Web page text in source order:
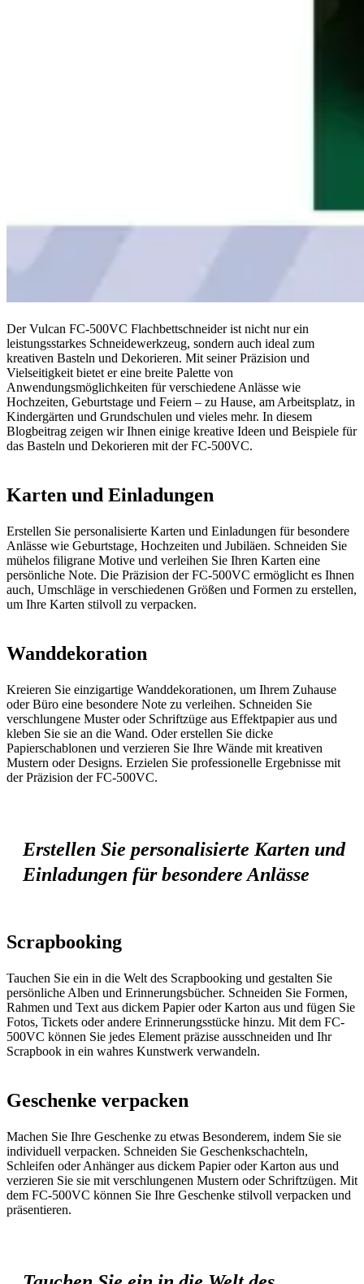
Der Vulcan FC-500VC Flachbettschneider ist nicht nur ein
leistungsstarkes Schneidewerkzeug, sondern auch ideal zum
kreativen Basteln und Dekorieren. Mit seiner Präzision und
Vielseitigkeit bietet er eine breite Palette von
Anwendungsmöglichkeiten für verschiedene Anlässe wie
Hochzeiten, Geburtstage und Feiern – zu Hause, am Arbeitsplatz, in
Kindergärten und Grundschulen und vieles mehr. In diesem
Blogbeitrag zeigen wir Ihnen einige kreative Ideen und Beispiele für
das Basteln und Dekorieren mit der FC-500VC.
Karten und Einladungen
Erstellen Sie personalisierte Karten und Einladungen für besondere
Anlässe wie Geburtstage, Hochzeiten und Jubiläen. Schneiden Sie
mühelos filigrane Motive und verleihen Sie Ihren Karten eine
persönliche Note. Die Präzision der FC-500VC ermöglicht es Ihnen
auch, Umschläge in verschiedenen Größen und Formen zu erstellen,
um Ihre Karten stilvoll zu verpacken.
Wanddekoration
Kreieren Sie einzigartige Wanddekorationen, um Ihrem Zuhause
oder Büro eine besondere Note zu verleihen. Schneiden Sie
verschlungene Muster oder Schriftzüge aus Effektpapier aus und
kleben Sie sie an die Wand. Oder erstellen Sie dicke
Papierschablonen und verzieren Sie Ihre Wände mit kreativen
Mustern oder Designs. Erzielen Sie professionelle Ergebnisse mit
der Präzision der FC-500VC.
Erstellen Sie personalisierte Karten und
Einladungen für besondere Anlässe
Scrapbooking
Tauchen Sie ein in die Welt des Scrapbooking und gestalten Sie
persönliche Alben und Erinnerungsbücher. Schneiden Sie Formen,
Rahmen und Text aus dickem Papier oder Karton aus und fügen Sie
Fotos, Tickets oder andere Erinnerungsstücke hinzu. Mit dem FC-
500VC können Sie jedes Element präzise ausschneiden und Ihr
Scrapbook in ein wahres Kunstwerk verwandeln.
Geschenke verpacken
Machen Sie Ihre Geschenke zu etwas Besonderem, indem Sie sie
individuell verpacken. Schneiden Sie Geschenkschachteln,
Schleifen oder Anhänger aus dickem Papier oder Karton aus und
verzieren Sie sie mit verschlungenen Mustern oder Schriftzügen. Mit
dem FC-500VC können Sie Ihre Geschenke stilvoll verpacken und
präsentieren.